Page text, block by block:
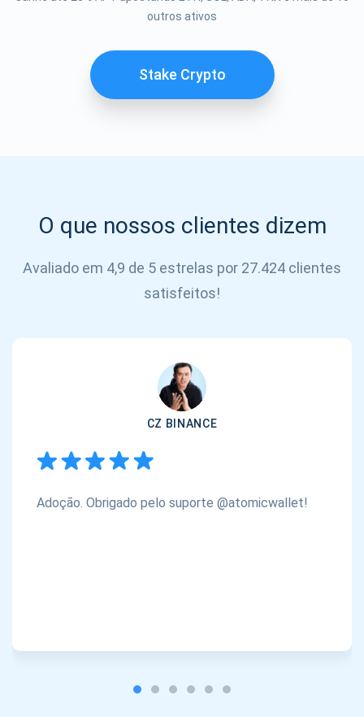
outros ativos
Stake Crypto
O que nossos clientes dizem
Avaliado em 4,9 de 5 estrelas por 27.424 clientes
satisfeitos!
CZ BINANCE
Adoção. Obrigado pelo suporte @atomicwallet!
SE
INSCREVER